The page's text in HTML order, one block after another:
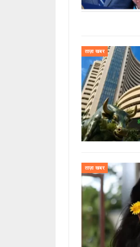
ताज़ा खबर
ताज़ा खबर